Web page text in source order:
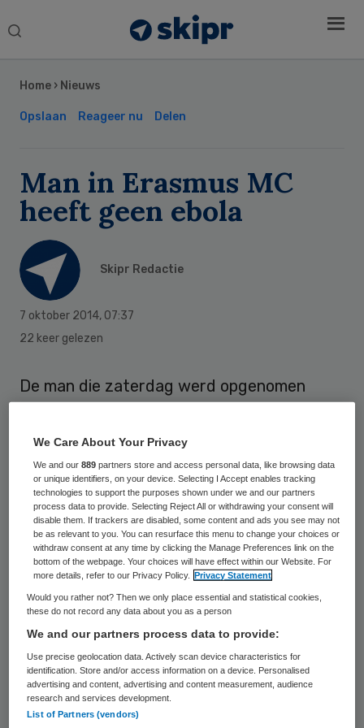
Search
Home › Nieuws
Opslaan Reageer nu Delen
Man in Erasmus MC
heeft geen ebola
Skipr Redactie
7 oktober 2014, 07:37
22 keer gelezen
De man die zaterdag werd opgenomen
huisartsenpost in Dordrecht, heeft geen
ebola. Dat meldde het Erasmus MC
maandagavond op basis van de definitieve
testuitslagen. De man heeft wel malaria,
bleek zondag al.
De man uit Sierra Leone werd zaterdag
onwel op een huisartsenpost in Dordrecht.
Hij werd vanwege mogelijke
ebolaverschijnselen direct geïsoleerd. Uit
de eerste laboratoriumonderzoeken bleek
zondag al dat de man malaria heeft en niet
het dodelijke ebolavirus. De uitslagen van
Sidebar
We Care About Your Privacy
We and our889 partners store and access personal data, like browsing data
or unique identifiers, on your device. Selecting I Accept enables tracking
technologies to support the purposes shown under we and our partners
process data to provide. Selecting Reject All or withdrawing your consent will
disable them. If trackers are disabled, some content and ads you see may not
be as relevant to you. You can resurface this menu to change your choices or
withdraw consent at any time by clicking the Manage Preferences link on the
bottom of the webpage. Your choices will have effect within our Website. For
more details, refer to our Privacy Policy.
Privacy Statement
Would you rather not? Then we only place essential and statistical cookies,
these do not record any data about you as a person
We and our partners process data to provide:
Use precise geolocation data. Actively scan device characteristics for
identification. Store and/or access information on a device. Personalised
advertising and content, advertising and content measurement, audience
research and services development.
List of Partners (vendors)